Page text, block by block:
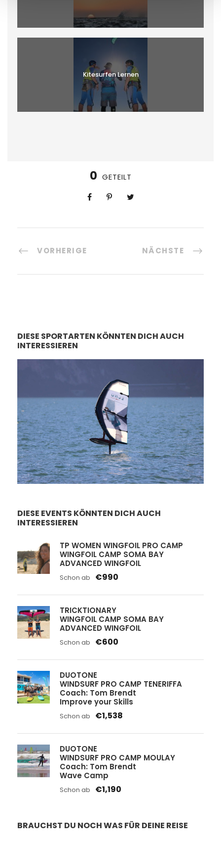
Kitesurfen Lernen
0 GETEILT
VORHERIGE NÄCHSTE
DIESE SPORTARTEN KÖNNTEN DICH AUCH
INTERESSIEREN
Faszination Foil Wing
Faszination Kitefoil
Faszination Windsurfen
DIESE EVENTS KÖNNTEN DICH AUCH
INTERESSIEREN
TP WOMEN WINGFOIL PRO CAMP
WINGFOIL CAMP SOMA BAY
ADVANCED WINGFOIL
Schon ab €990
TRICKTIONARY
WINGFOIL CAMP SOMA BAY
ADVANCED WINGFOIL
Schon ab €600
DUOTONE
WINDSURF PRO CAMP TENERIFFA
Coach: Tom Brendt
Improve your Skills
Schon ab €1,538
DUOTONE
WINDSURF PRO CAMP MOULAY
Coach: Tom Brendt
Wave Camp
Schon ab €1,190
BRAUCHST DU NOCH WAS FÜR DEINE REISE